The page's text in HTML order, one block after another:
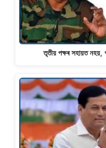
তৃতীয় পক্ষৰ সহায়ত নহয়,